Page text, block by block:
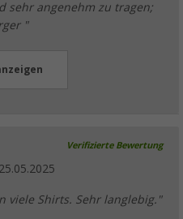
sehr angenehm zu tragen;
"
Verifizierte Bewertung
25.05.2025
viele Shirts. Sehr langlebig."